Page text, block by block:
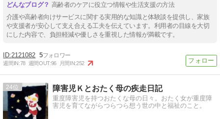
高齢者のケアに役立つ情報や生活支援の方法
介護や高齢者向けサービスに関する実用的な知識と体験談を提供し、家族
や支援者が安心して支え合える工夫を伝えています。利用者の目線を大切
にした内容で、負担軽減や優しさを重視した情報が満載です。
2121082 5
週間IN:78 週間OUT:96 月間IN:252
24 障害児Ｋとおたく母の疾走日記
重度障害児を持つおたくな母の日々。おたく女が重度障
害児を育てながらつらつら想う世の中と福祉のこと。